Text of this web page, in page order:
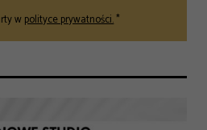
wpolityce prywatności.*